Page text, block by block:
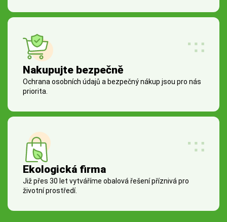
Nakupujte bezpečně
Ochrana osobních údajů a bezpečný nákup jsou pro nás
priorita.
Ekologická firma
Již přes 30 let vytváříme obalová řešení příznivá pro
životní prostředí.